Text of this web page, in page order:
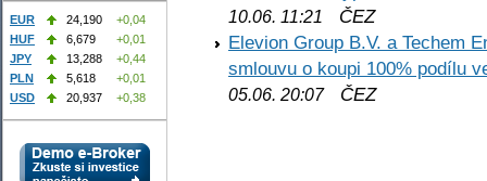
10.06. 11:21
ČEZ
Elevion Group B.V. a Techem
smlouvu o koupi 100% podílu
05.06. 20:07ČEZ
EUR 24,190
+0,04
HUF
6,679
+0,01
JPY
13,288
+0,44
PLN
5,618
+0,01
USD
20,937 +0,38